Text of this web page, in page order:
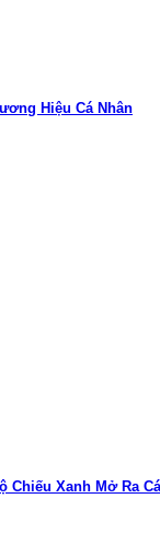
Hiệu Cá Nhân
Chiếu Xanh Mở Ra